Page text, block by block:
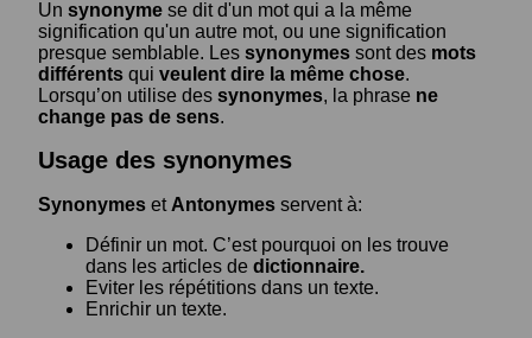
Un synonyme se dit d'un mot qui a la même
signification qu'un autre mot, ou une signification
presque semblable. Les synonymes sont des mots
différents qui veulent dire la même chose.
Lorsqu’on utilise des synonymes, la phrase ne
change pas de sens.
Usage des synonymes
Synonymes et Antonymes servent à:
Définir un mot. C’est pourquoi on les trouve
dans les articles de dictionnaire.
Eviter les répétitions dans un texte.
Enrichir un texte.